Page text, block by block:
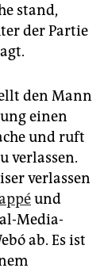
stand,
der Partie
den Mann
einen
und ruft
verlassen.
verlassen
und
Media-
ab. Es ist